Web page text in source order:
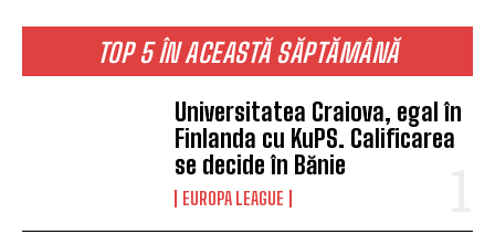
TOP 5 ÎN ACEASTĂ SĂPTĂMÂNĂ
Universitatea Craiova, egal în
Finlanda cu KuPS. Calificarea
se decide în Bănie
EUROPA LEAGUE